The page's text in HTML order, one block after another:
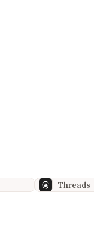
Threads